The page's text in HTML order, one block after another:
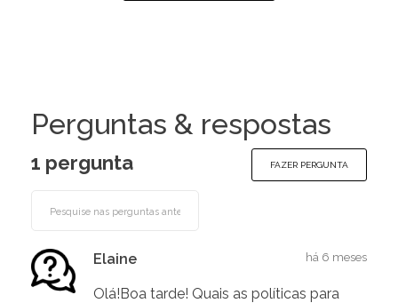
Perguntas & respostas
1 pergunta FAZER PERGUNTA
Elaine há 6 meses
Olá!Boa tarde! Quais as políticas para